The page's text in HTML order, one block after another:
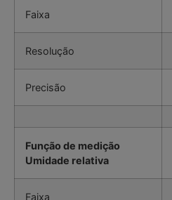
Faixa
Resolução
Precisão
Função de medição
Umidade relativa
Faixa